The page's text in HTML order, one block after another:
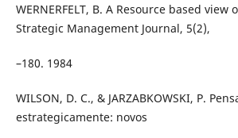
WERNERFELT, B. A Resource based view
Strategic Management Journal, 5(2),
–180. 1984
WILSON, D. C., & JARZABKOWSKI, P.
estrategicamente: novos